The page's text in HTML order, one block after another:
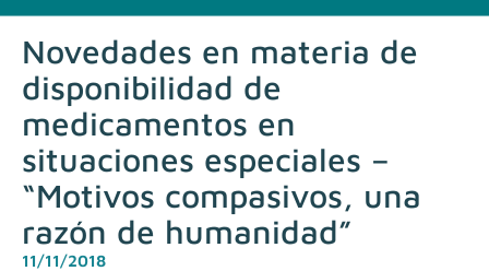
Novedades en materia de
disponibilidad de
medicamentos en
situaciones especiales –
“Motivos compasivos, una
razón de humanidad”
11/11/2018